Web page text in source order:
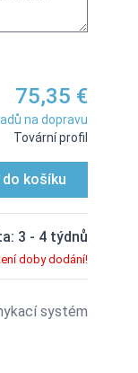
75,35 €
na dopravu
Tovární profil
košíku
3 - 4 týdnů
doby dodání!
systém